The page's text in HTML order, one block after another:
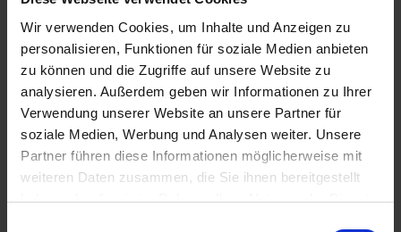
Wir verwenden Cookies, um Inhalte und Anzeigen zu
personalisieren, Funktionen für soziale Medien anbieten
zu können und die Zugriffe auf unsere Website zu
analysieren. Außerdem geben wir Informationen zu Ihrer
Verwendung unserer Website an unsere Partner für
soziale Medien, Werbung und Analysen weiter. Unsere
Partner führen diese Informationen möglicherweise mit
weiteren Daten zusammen, die Sie ihnen bereitgestellt
haben oder die sie im Rahmen Ihrer Nutzung der Dienste
Sofort versandfertig, Lieferzeit ca. 2-4 Werktage innerhalb
Deutschlands
In denWarenkorb
Merken Bewerten
Artikel Nr.: 3411120